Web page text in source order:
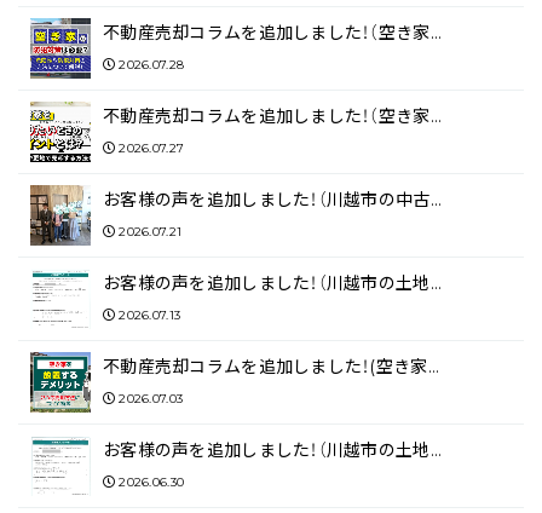
不動産売却コラムを追加しました！（空き家…
2026.07.28
不動産売却コラムを追加しました！（空き家…
2026.07.27
お客様の声を追加しました！（川越市の中古…
2026.07.21
お客様の声を追加しました！（川越市の土地…
2026.07.13
不動産売却コラムを追加しました！(空き家…
2026.07.03
お客様の声を追加しました！（川越市の土地…
2026.06.30